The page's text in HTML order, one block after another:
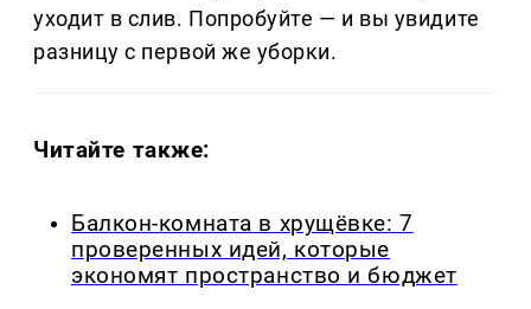
уходит в слив. Попробуйте — и вы увидите
разницу с первой же уборки.
Читайте также:
Балкон-комната в хрущёвке: 7
проверенных идей, которые
экономят пространство и бюджет